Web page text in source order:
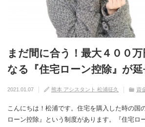
まだ間に合う！最大４００
なる『住宅ローン控除』が
た！
2021.01.07 熊本 アシスタント 松浦征久 資
こんにちは！松浦です。住宅を購入した時の国
ローン控除』という制度があります。『住宅ロ
自分の家がいわゆる『欠陥
ように気を付けるためには？
2020.09.17 熊本 アシスタント 松浦征久 住
建売住宅と注文住宅の寿命
2020.08.29 熊本 アシスタント 松浦征久 住
住宅の中でも熱中症にかか
策は？
2020.08.27
熊本 アシスタント 松浦征久
【火災保険】万が一の災害
こまで補償されるの？
2020.07.11 熊本 アシスタント 松浦征久 住